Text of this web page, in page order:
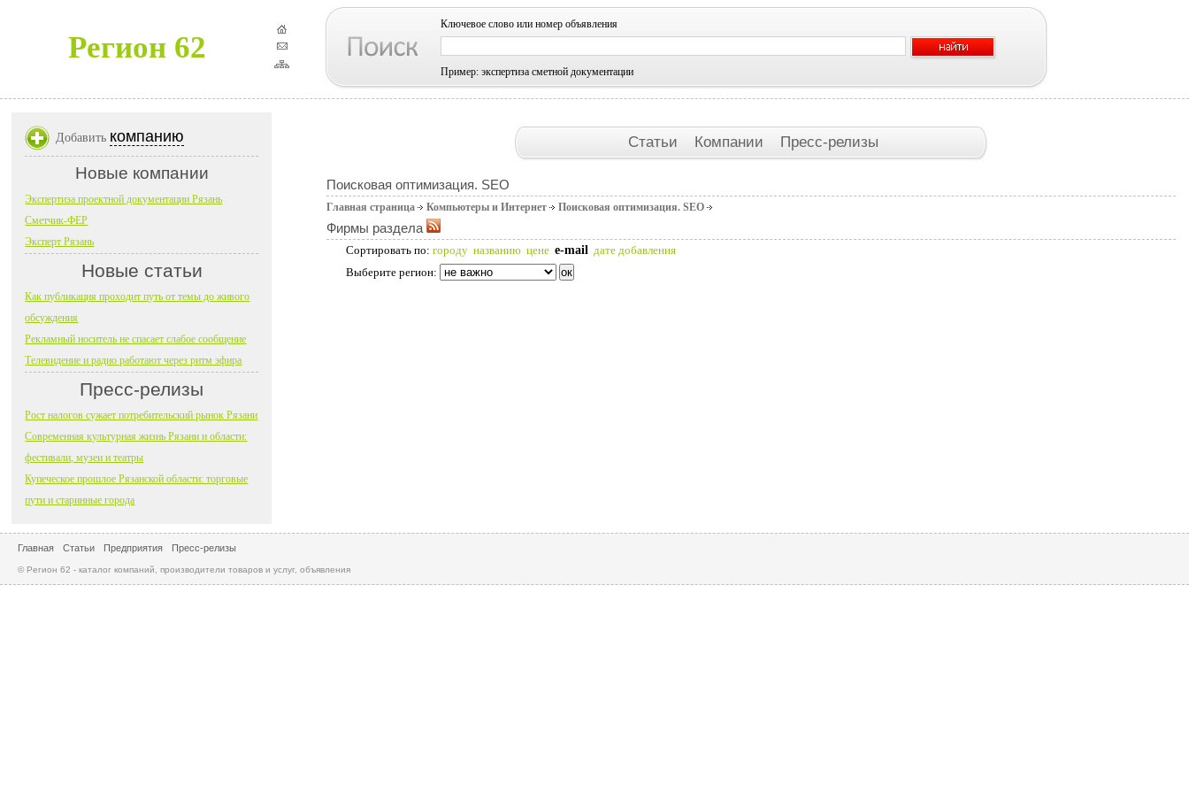
Регион 62
Ключевое слово или номер объявления
Пример: экспертиза сметной документации
Статьи Компании Пресс-релизы
Поисковая оптимизация. SEO
Главная страница Компьютеры и Интернет Поисковая оптимизация. SEO
Фирмы раздела
Сортировать по: городу названию цене e-mail дате добавления
Выберите регион:
Добавить компанию
Новые компании
Экспертиза проектной документации Рязань
Сметчик-ФЕР
Эксперт Рязань
Новые статьи
Как публикация проходит путь от темы до живого
обсуждения
Рекламный носитель не спасает слабое сообщение
Телевидение и радио работают через ритм эфира
Пресс-релизы
Рост налогов сужает потребительский рынок Рязани
Современная культурная жизнь Рязани и области:
фестивали, музеи и театры
Купеческое прошлое Рязанской области: торговые
пути и старинные города
Главная Статьи Предприятия Пресс-релизы
© Регион 62 - каталог компаний, производители товаров и услуг, объявления